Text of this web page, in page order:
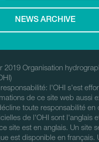
NEWS ARCHIVE
2019 Organisation
l'OHI s'est
de ce site web aussi
toute responsabilité en
de l'OHI sont l'anglais
site est en anglais. Un site
est disponible en français.